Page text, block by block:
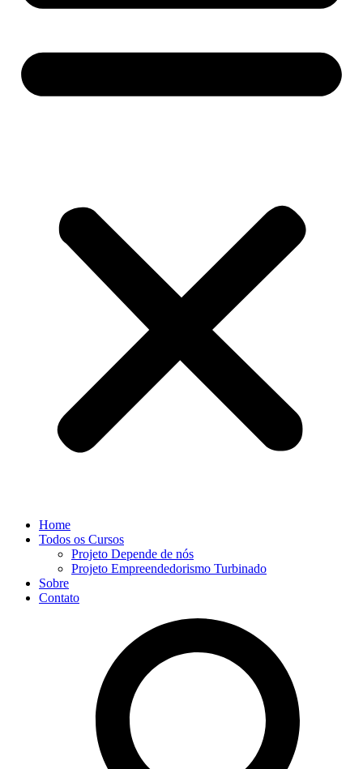
Home
Todos os Cursos
Projeto Depende de nós
Projeto Empreendedorismo Turbinado
Sobre
Contato